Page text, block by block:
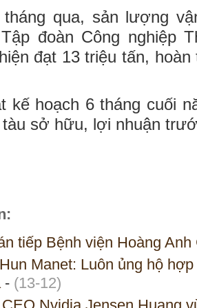
qua, sản lượng
đoàn Công nghiệp
đạt 13 triệu tấn,
kế hoạch 6 tháng cuối
sở hữu, lợi nhuận
tiếp Bệnh viện Hoàng Anh
Manet: Luôn ủng hộ
- (13-12)